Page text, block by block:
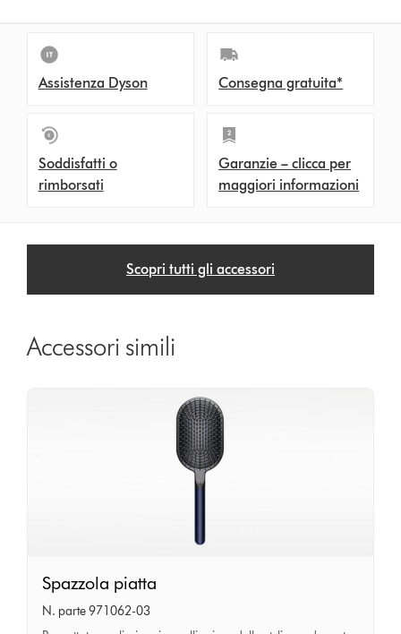
Assistenza Dyson Consegna gratuita*
Soddisfatti o
rimborsati
Garanzie – clicca per
maggiori informazioni
Scopri tutti gli accessori
Accessori simili
piatta
Spazzola piatta
N. parte 971062-03